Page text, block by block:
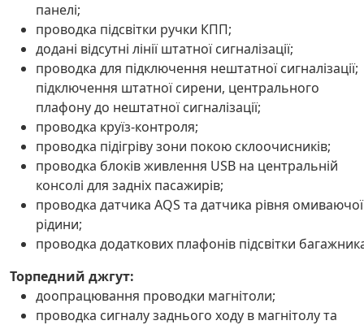
панелі;
проводка підсвітки ручки КПП;
додані відсутні лінії штатної сигналізації;
проводка для підключення нештатної сигналізації;
підключення штатної сирени, центрального
плафону до нештатної сигналізації;
проводка круїз-контроля;
проводка підігріву зони покою склоочисників;
проводка блоків живлення USB на центральній
консолі для задніх пасажирів;
проводка датчика AQS та датчика рівня омиваючої
рідини;
проводка додаткових плафонів підсвітки
Торпедний джгут:
доопрацювання проводки магнітоли;
проводка сигналу заднього ходу в магнітолу та